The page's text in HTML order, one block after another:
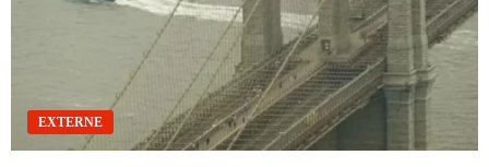
EXTERNE